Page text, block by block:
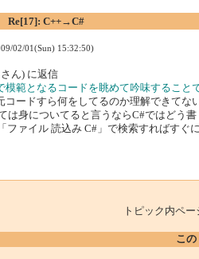
Re[17]: C++→C#
02/01(Sun) 15:32:50)
ん) に返信
模範となるコードを眺めて吟味すること
コードすら何をしてるのか理解できてな
は身についてると言うならC#ではどう
ファイル 読込み C#」で検索すればすぐ
トピック内ペ
こ